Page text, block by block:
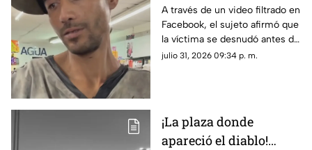
de José Bélico, habría
movido un cadáver que
cayó en su dique
A través de un video filtrado en
Facebook, el sujeto afirmó que
la víctima se desnudó antes de
caer y justificó haber movido
julio 31, 2026 09:34 p. m.
¡La plaza donde
apareció el diablo!